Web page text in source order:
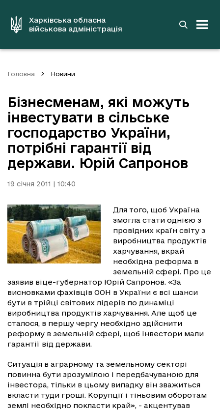
вмістуХарківська обласна
військова адміністрація
Головна Новини
Бізнесменам, які можуть
інвестувати в сільське
господарство України,
потрібні гарантії від
держави. Юрій Сапронов
19 січня 2011 | 10:40
Для того, щоб Україна
змогла стати однією з
провідних країн світу з
виробництва продуктів
харчування, вкрай
необхідна реформа в
земельній сфері. Про це
заявив віце-губернатор Юрій Сапронов. «За
висновками фахівців ООН в України є всі шанси
бути в трійці світових лідерів по динаміці
виробництва продуктів харчування. Але щоб це
сталося, в першу чергу необхідно здійснити
реформу в земельній сфері, щоб інвестори мали
гарантії від держави.
Ситуація в аграрному та земельному секторі
повинна бути зрозумілою і передбачуваною для
інвестора, тільки в цьому випадку він зважиться
вкласти туди гроші. Корупції і тіньовим оборотам
землі необхідно покласти край», - акцентував